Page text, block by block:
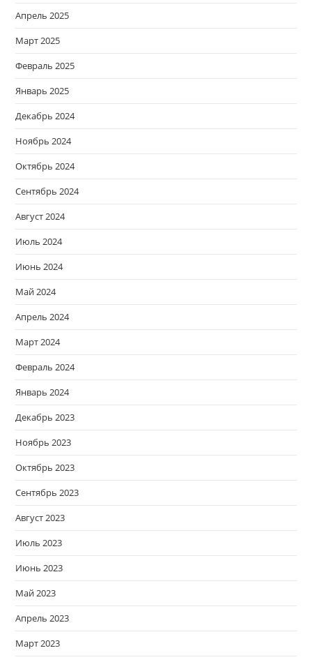
Апрель 2025
Март 2025
Февраль 2025
Январь 2025
Декабрь 2024
Ноябрь 2024
Октябрь 2024
Сентябрь 2024
Август 2024
Июль 2024
Июнь 2024
Май 2024
Апрель 2024
Март 2024
Февраль 2024
Январь 2024
Декабрь 2023
Ноябрь 2023
Октябрь 2023
Сентябрь 2023
Август 2023
Июль 2023
Июнь 2023
Май 2023
Апрель 2023
Март 2023